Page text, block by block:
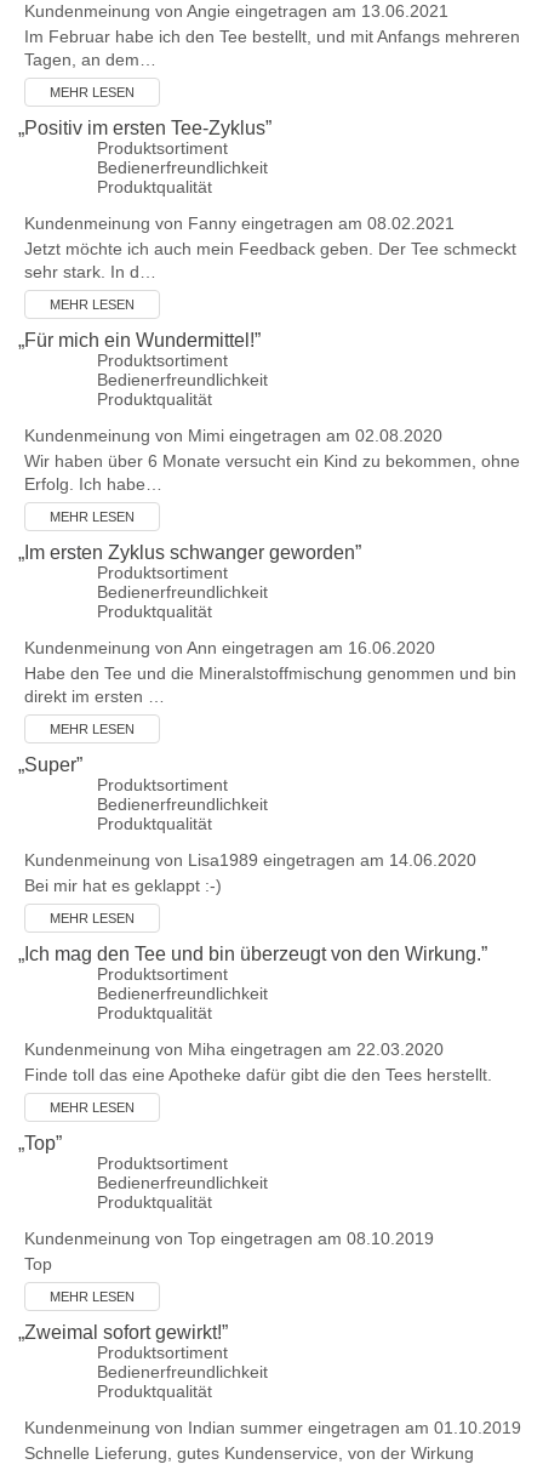
Kundenmeinung von Angie eingetragen am 13.06.2021
Im Februar habe ich den Tee bestellt, und mit Anfangs mehreren
Tagen, an dem…
MEHR LESEN
„Positiv im ersten Tee-Zyklus”
Produktsortiment
Bedienerfreundlichkeit
Produktqualität
Kundenmeinung von Fanny eingetragen am 08.02.2021
Jetzt möchte ich auch mein Feedback geben. Der Tee schmeckt
sehr stark. In d…
MEHR LESEN
„Für mich ein Wundermittel!”
Produktsortiment
Bedienerfreundlichkeit
Produktqualität
Kundenmeinung von Mimi eingetragen am 02.08.2020
Wir haben über 6 Monate versucht ein Kind zu bekommen, ohne
Erfolg. Ich habe…
MEHR LESEN
„ Im ersten Zyklus schwanger geworden”
Produktsortiment
Bedienerfreundlichkeit
Produktqualität
Kundenmeinung von Ann eingetragen am 16.06.2020
Habe den Tee und die Mineralstoffmischung genommen und bin
direkt im ersten …
MEHR LESEN
„Super”
Produktsortiment
Bedienerfreundlichkeit
Produktqualität
Kundenmeinung von Lisa1989 eingetragen am 14.06.2020
Bei mir hat es geklappt :-)
MEHR LESEN
„ Ich mag den Tee und bin überzeugt von den Wirkung.”
Produktsortiment
Bedienerfreundlichkeit
Produktqualität
Kundenmeinung von Miha eingetragen am 22.03.2020
Finde toll das eine Apotheke dafür gibt die den Tees herstellt.
MEHR LESEN
„Top”
Produktsortiment
Bedienerfreundlichkeit
Produktqualität
Kundenmeinung von Top eingetragen am 08.10.2019
Top
MEHR LESEN
„Zweimal sofort gewirkt!”
Produktsortiment
Bedienerfreundlichkeit
Produktqualität
Kundenmeinung von Indian summer eingetragen am 01.10.2019
Schnelle Lieferung, gutes Kundenservice, von der Wirkung